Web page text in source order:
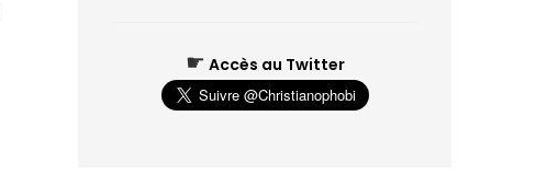
☛ Accès au Twitter